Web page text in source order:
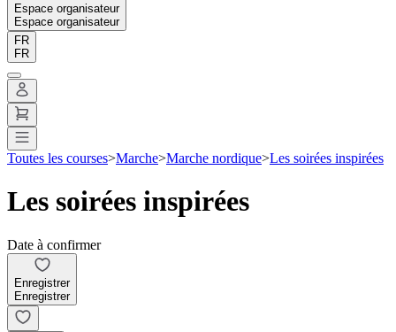
Espace organisateur
Espace organisateur
FR
FR
Toutes les courses>Marche>Marche nordique>Les soirées inspirées
Les soirées inspirées
Date à confirmer
Enregistrer
Enregistrer